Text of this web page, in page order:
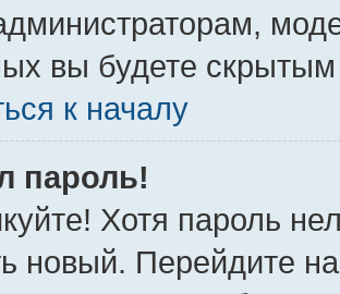
вы будете
к началу
пароль!
Хотя пароль
новый. Перейдите